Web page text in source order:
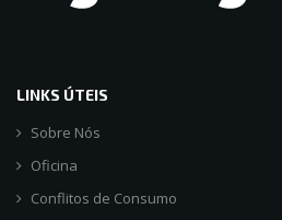
LINKS ÚTEIS
Sobre Nós
Oficina
Conflitos de Consumo